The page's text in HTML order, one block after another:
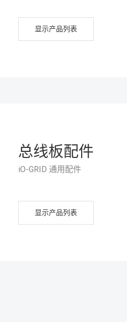
显示产品列表
总线板配件
iO-GRID 通用配件
显示产品列表